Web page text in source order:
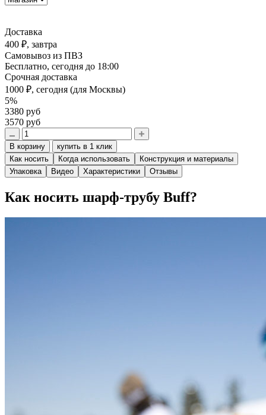
Доставка
400 ₽, завтра
Самовывоз из ПВЗ
Бесплатно, сегодня до 18:00
Срочная доставка
1000 ₽, сегодня (для Москвы)
5%
3380 руб
3570 руб
В корзину
купить в 1 клик
Как носить
Когда использовать
Конструкция и материалы
Упаковка
Видео Характеристики Отзывы
Как носить шарф-трубу Buff?